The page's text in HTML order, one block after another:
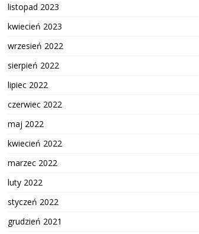
listopad 2023
kwiecień 2023
wrzesień 2022
sierpień 2022
lipiec 2022
czerwiec 2022
maj 2022
kwiecień 2022
marzec 2022
luty 2022
styczeń 2022
grudzień 2021